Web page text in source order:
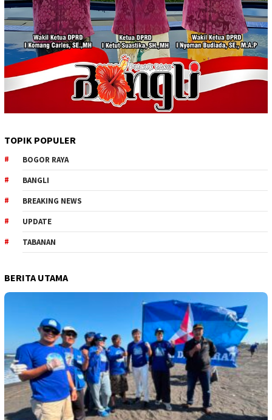
TOPIK POPULER
BOGOR RAYA
BANGLI
BREAKING NEWS
UPDATE
TABANAN
BERITA UTAMA